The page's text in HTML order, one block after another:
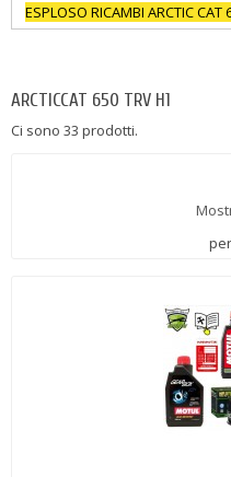
ESPLOSO RICAMBI ARCTIC CAT
ARCTICCAT 650 TRV H1
Ci sono 33 prodotti.